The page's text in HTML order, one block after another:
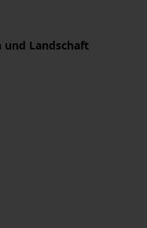
und Landschaft